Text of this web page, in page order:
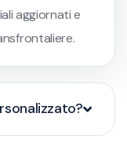
aggiornati e